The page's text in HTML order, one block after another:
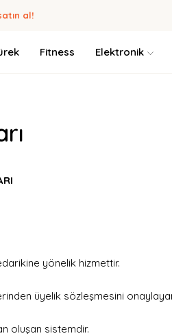
al!
Fitness Elektronik
yönelik hizmettir.
üyelik sözleşmesini
oluşan sistemdir.